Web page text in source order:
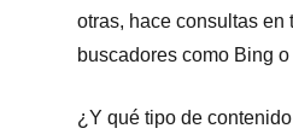
otras, hace consultas en
buscadores como Bing
¿Y qué tipo de